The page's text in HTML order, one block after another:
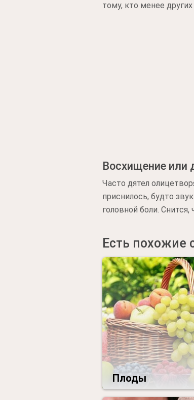
тому, кто менее
Восхищение или
Часто дятел
приснилось, будто
головной боли.
Есть похожие
Плоды